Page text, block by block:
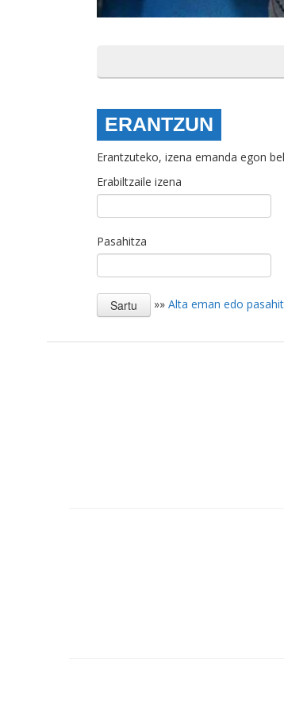
ERANTZUN
Erantzuteko, izena emanda egon
Erabiltzaile izena
Pasahitza
»» Alta eman edo